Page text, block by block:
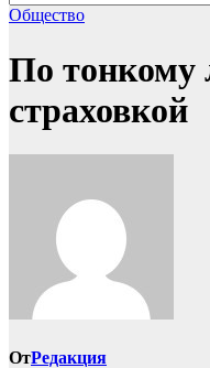
Общество
По тонкому
страховкой
ОтРедакция